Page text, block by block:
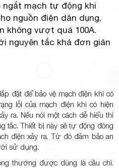
ngắt mạch tự động khi
nguồn điện dân dụng,
không vượt quá 100A.
nguyên tắc khá đơn giản
đặt để bảo vệ mạch điện khi có
lỗi của mạch điện khi có hiện
ra. Nếu nói một cách dễ hiểu thì
tắc. Thiết bị này sẽ tự động đóng
điện xảy ra. Từ đó đảm bảo an
sử dụng.
thường được dùng là cầu chì.